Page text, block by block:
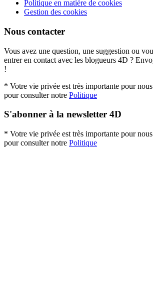
Politique en matière de cookies
Gestion des cookies
Nous contacter
Vous avez une question, une suggestion ou
entrer en contact avec les blogueurs 4D ?
!
* Votre vie privée est très importante pour
pour consulter notre Politique
S'abonner à la newsletter 4D
* Votre vie privée est très importante pour
pour consulter notre Politique